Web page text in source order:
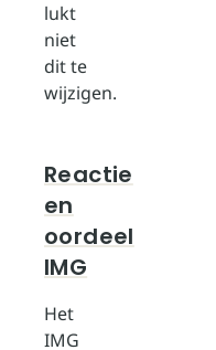
lukt
niet
dit te
wijzigen.
Reactie
en
oordeel
IMG
Het
IMG